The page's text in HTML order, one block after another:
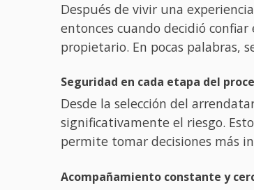
Después de vivir una
entonces cuando decidió
propietario. En pocas palabras,
Seguridad en cada etapa del
Desde la selección del
significativamente el riesgo.
permite tomar decisiones más
Acompañamiento constante y